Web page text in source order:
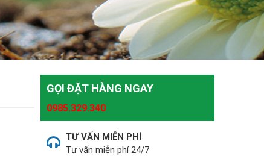
GỌI ĐẶT HÀNG NGAY
0985.329.340
TƯ VẤN MIỄN PHÍ
Tư vấn miễn phí 24/7